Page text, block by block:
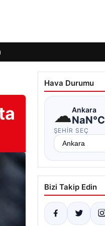
Hava Durumu
☁Ankara
NaN°C
ŞEHIR SEÇ
Bizi Takip Edin